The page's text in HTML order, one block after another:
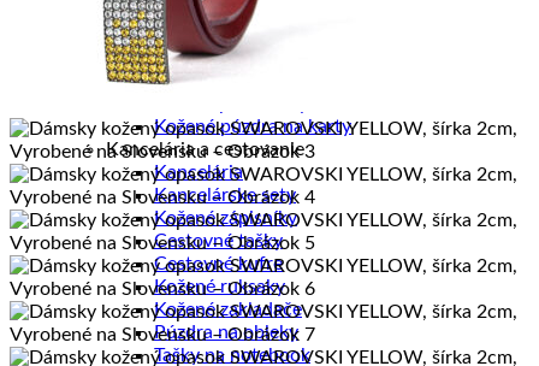
Pánske ruksaky
Pánske vizitkáre
Pánske spisovky
Pánske zápisníky
Kožené púzdra na karty
Kancelária a cestovanie
Kancelária
Kancelárske sety
Kožené zápisníky
Cestovné tašky
Cestovné kufre
Kožené ruksaky
Kožené zakladače
Púzdra na obleky
Tašky na notebook